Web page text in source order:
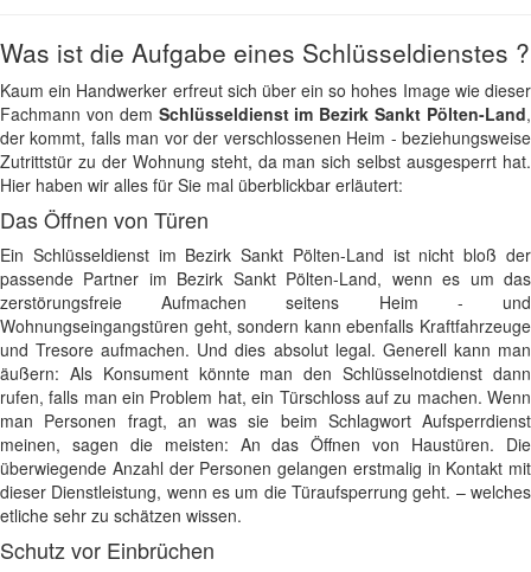
Was ist die Aufgabe eines Schlüsseldienstes ?
Kaum ein Handwerker erfreut sich über ein so hohes Image wie dieser
Fachmann von dem Schlüsseldienst im Bezirk Sankt Pölten-Land,
der kommt, falls man vor der verschlossenen Heim - beziehungsweise
Zutrittstür zu der Wohnung steht, da man sich selbst ausgesperrt hat.
Hier haben wir alles für Sie mal überblickbar erläutert:
Das Öffnen von Türen
Ein Schlüsseldienst im Bezirk Sankt Pölten-Land ist nicht bloß der
passende Partner im Bezirk Sankt Pölten-Land, wenn es um das
zerstörungsfreie Aufmachen seitens Heim - und
Wohnungseingangstüren geht, sondern kann ebenfalls Kraftfahrzeuge
und Tresore aufmachen. Und dies absolut legal. Generell kann man
äußern: Als Konsument könnte man den Schlüsselnotdienst dann
rufen, falls man ein Problem hat, ein Türschloss auf zu machen. Wenn
man Personen fragt, an was sie beim Schlagwort Aufsperrdienst
meinen, sagen die meisten: An das Öffnen von Haustüren. Die
überwiegende Anzahl der Personen gelangen erstmalig in Kontakt mit
dieser Dienstleistung, wenn es um die Türaufsperrung geht. – welches
etliche sehr zu schätzen wissen.
Schutz vor Einbrüchen